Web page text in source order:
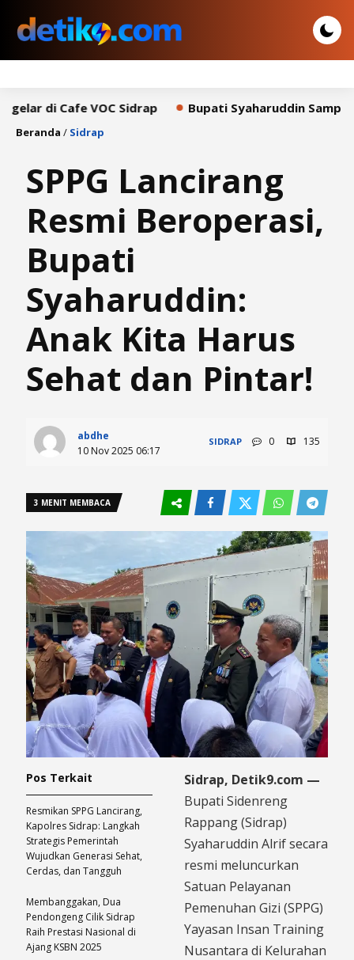
VOC Sidrap Bupati Syaharuddin Sampaikan
Beranda / Sidrap
SPPG Lancirang
Resmi Beroperasi,
Bupati
Syaharuddin:
Anak Kita Harus
Sehat dan Pintar!
abdhe
10 Nov 2025 06:17
SIDRAP 0 135
3 MENIT MEMBACA
Sidrap, Detik9.com —
Bupati Sidenreng
Rappang (Sidrap)
Syaharuddin Alrif secara
resmi meluncurkan
Satuan Pelayanan
Pemenuhan Gizi (SPPG)
Yayasan Insan Training
Nusantara di Kelurahan
Pos Terkait
Resmikan SPPG Lancirang,
Kapolres Sidrap: Langkah
Strategis Pemerintah
Wujudkan Generasi Sehat,
Cerdas, dan Tangguh
Membanggakan, Dua
Pendongeng Cilik Sidrap
Raih Prestasi Nasional di
Ajang KSBN 2025